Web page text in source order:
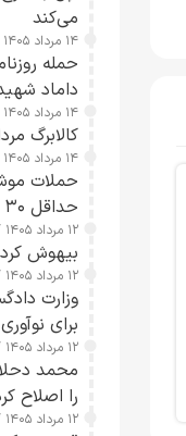
می‌کند
۱۴ مرداد ۱۴۰۵ / ۱۰:۰۵
حمله
داماد
۱۴ مرداد ۱۴۰۵ / ۰۸:۰۰
کالابرگ مرداد ۱۴۰۵ از فردا برای این کدهای ملی
۱۴ مرداد ۱۴۰۵ / ۰۷:۴۷
حملات
حداقل ۳۰ موشک بالستیک+ ویدیو
۱۲ مرداد ۱۴۰۵ / ۱۹:۳۲
بیهوش
۱۲ مرداد ۱۴۰۵ / ۱۸:۴۷
برای
۱۲ مرداد ۱۴۰۵ / ۱۷:۲۱
محمد
را اصلاح
۱۲ مرداد ۱۴۰۵ / ۱۵:۲۳